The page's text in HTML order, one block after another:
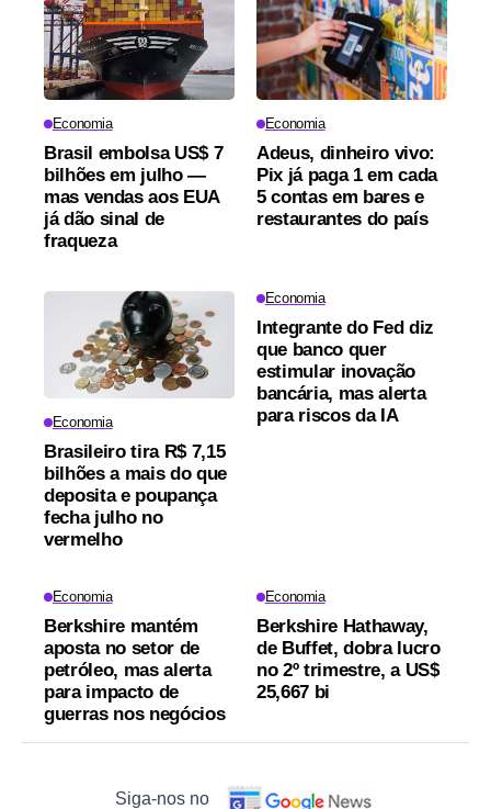
Economia
Brasil embolsa US$ 7
bilhões em julho —
mas vendas aos EUA
já dão sinal de
fraqueza
Economia
Adeus, dinheiro vivo:
Pix já paga 1 em cada
5 contas em bares e
restaurantes do país
Economia
Brasileiro tira R$ 7,15
bilhões a mais do que
deposita e poupança
fecha julho no
vermelho
Economia
Integrante do Fed diz
que banco quer
estimular inovação
bancária, mas alerta
para riscos da IA
Economia
Berkshire mantém
aposta no setor de
petróleo, mas alerta
para impacto de
guerras nos negócios
Economia
Berkshire Hathaway,
de Buffet, dobra lucro
no 2º trimestre, a US$
25,667 bi
Siga-nos no